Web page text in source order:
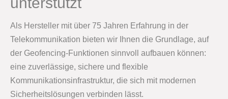
Als Hersteller mit über 75 Jahren Erfahrung in der
Telekommunikation bieten wir Ihnen die Grundlage, auf
der Geofencing-Funktionen sinnvoll aufbauen können:
eine zuverlässige, sichere und flexible
Kommunikationsinfrastruktur, die sich mit modernen
Sicherheitslösungen verbinden lässt.